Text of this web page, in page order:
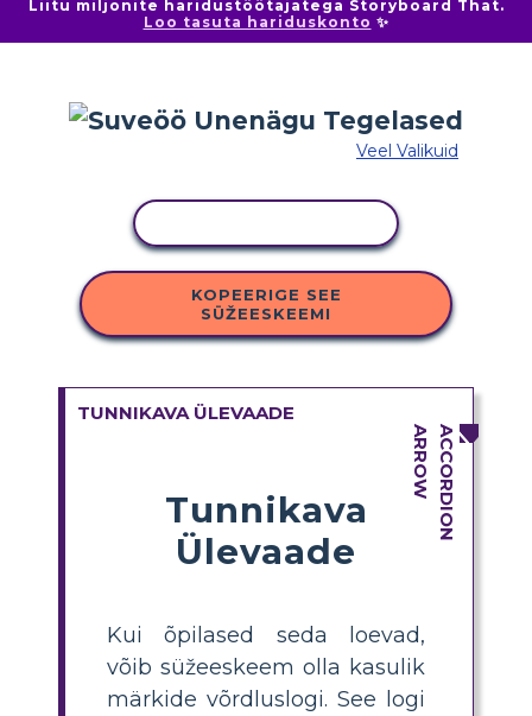
Liitu miljonite haridustöötajatega Storyboard That.
Loo tasuta hariduskonto ✨
Veel Valikuid
KOPEERIGE SEE
SÜŽEESKEEMI
TUNNIKAVA ÜLEVAADE
Tunnikava
Ülevaade
Kui õpilased seda loevad,
võib süžeeskeem olla kasulik
märkide võrdluslogi. See logi